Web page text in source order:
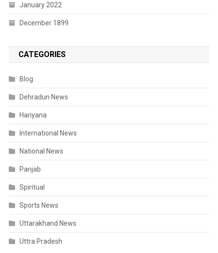
January 2022
December 1899
CATEGORIES
Blog
Dehradun News
Hariyana
International News
National News
Panjab
Spiritual
Sports News
Uttarakhand News
Uttra Pradesh